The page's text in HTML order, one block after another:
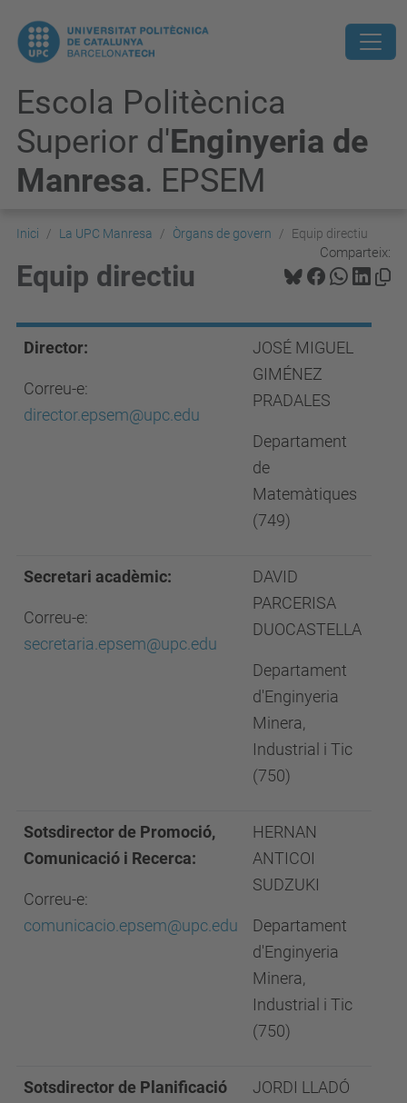
Escola Politècnica
Superior d'Enginyeria de
Manresa. EPSEM
Inici La UPC Manresa Òrgans de govern Equip directiu
Comparteix:
Equip directiu
Director:
Correu-e:
director.epsem@upc.edu
JOSÉ MIGUEL
GIMÉNEZ
PRADALES
Departament
de
Matemàtiques
(749)
Secretari acadèmic:
Correu-e:
secretaria.epsem@upc.edu
DAVID
PARCERISA
DUOCASTELLA
Departament
d'Enginyeria
Minera,
Industrial i Tic
(750)
Sotsdirector de Promoció,
Comunicació i Recerca:
Correu-e:
comunicacio.epsem@upc.edu
HERNAN
ANTICOI
SUDZUKI
Departament
d'Enginyeria
Minera,
Industrial i Tic
(750)
Sotsdirector de Planificació
JORDI LLADÓ